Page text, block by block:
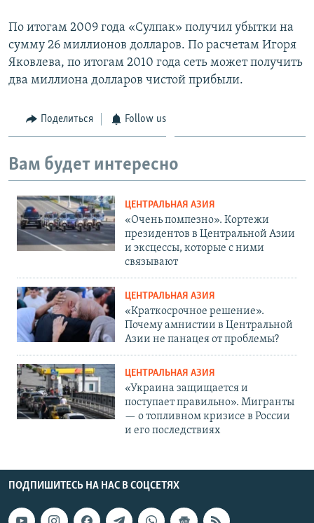
По итогам 2009 года «Сулпак» получил убытки на
сумму 26 миллионов долларов. По расчетам Игоря
Яковлева, по итогам 2010 года сеть может получить
два миллиона долларов чистой прибыли.
Поделиться Follow us
Вам будет интересно
ЦЕНТРАЛЬНАЯ АЗИЯ
«Очень помпезно». Кортежи
президентов в Центральной Азии
и эксцессы, которые с ними
связывают
ЦЕНТРАЛЬНАЯ АЗИЯ
«Краткосрочное решение».
Почему амнистии в Центральной
Азии не панацея от проблемы?
ЦЕНТРАЛЬНАЯ АЗИЯ
«Украина защищается и
поступает правильно». Мигранты
— о топливном кризисе в России
и его последствиях
ПОДПИШИТЕСЬ НА НАС В СОЦСЕТЯХ